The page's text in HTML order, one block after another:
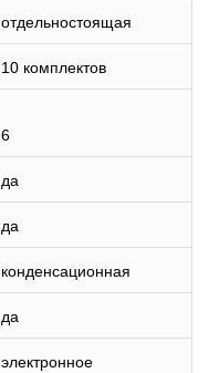
отдельностоящая
10 комплектов
6
да
да
конденсационная
да
электронное